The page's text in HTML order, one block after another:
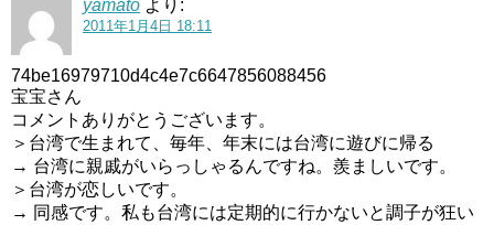
yamato より:
2011年1月4日 18:11
74be16979710d4c4e7c6647856088456
宝宝さん
コメントありがとうございます。
＞台湾で生まれて、毎年、年末には台湾に遊びに帰る
→ 台湾に親戚がいらっしゃるんですね。羨ましいです。
＞台湾が恋しいです。
→ 同感です。私も台湾には定期的に行かないと調子が狂い